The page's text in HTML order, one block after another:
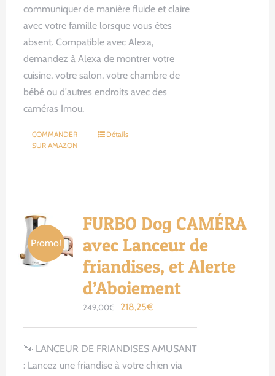
communiquer de manière fluide et claire
avec votre famille lorsque vous êtes
absent. Compatible avec Alexa,
demandez à Alexa de montrer votre
cuisine, votre salon, votre chambre de
bébé ou d'autres endroits avec des
caméras Imou.
COMMANDER
SUR AMAZON
Détails
Promo!
FURBO Dog CAMÉRA
avec Lanceur de
friandises, et Alerte
d’Aboiement
249,00€
Le
était :
249,00€.
218,25€Le
est :
218,25€.
🐾 LANCEUR DE FRIANDISES AMUSANT
: Lancez une friandise à votre chien via